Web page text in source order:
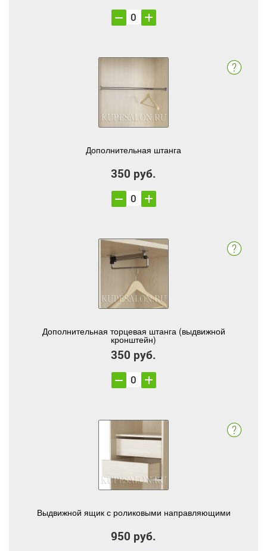
Дополнительная штанга
350 руб.
Дополнительная торцевая штанга (выдвижной
кронштейн)
350 руб.
Выдвижной ящик с роликовыми направляющими
950 руб.